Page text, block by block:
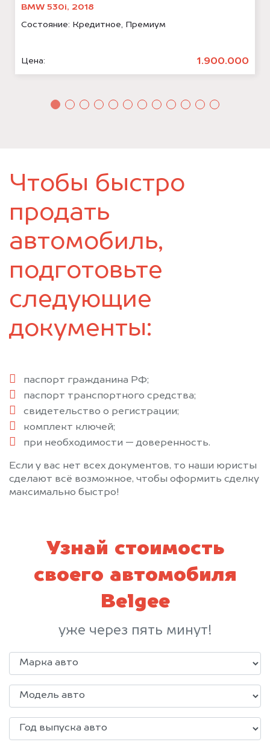
BMW 530i, 2018
Состояние: Кредитное, Премиум
Цена: 1.900.000
Чтобы быстро
продать
автомобиль,
подготовьте
следующие
документы:
паспорт гражданина РФ;
паспорт транспортного средства;
свидетельство о регистрации;
комплект ключей;
при необходимости — доверенность.
Если у вас нет всех документов, то наши юристы
сделают всё возможное, чтобы оформить сделку
максимально быстро!
Узнай стоимость
своего автомобиля
Belgee
уже через пять минут!